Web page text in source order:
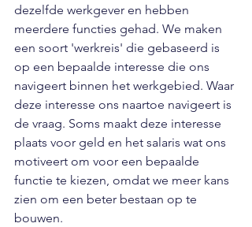
dezelfde werkgever en hebben
meerdere functies gehad. We maken
een soort 'werkreis' die gebaseerd is
op een bepaalde interesse die ons
navigeert binnen het werkgebied. Waar
deze interesse ons naartoe navigeert is
de vraag. Soms maakt deze interesse
plaats voor geld en het salaris wat ons
motiveert om voor een bepaalde
functie te kiezen, omdat we meer kans
zien om een beter bestaan op te
bouwen.